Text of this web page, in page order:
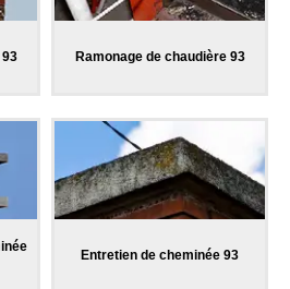
Ramonage de chaudière 93
Entretien de cheminée 93